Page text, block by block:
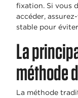
fixation. Si vous
accéder,
stable pour
La
méthode
La méthode